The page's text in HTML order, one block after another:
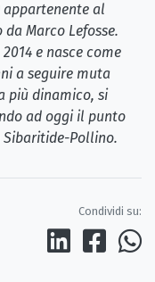
appartenente al
Marco Lefosse.
e nasce come
a seguire muta
più dinamico, si
ad oggi il punto
Pollino.
Condividi su: